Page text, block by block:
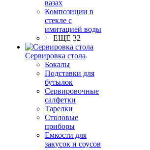
вазах
Композиции в
стекле с
имитацией воды
+ ЕЩЕ 32
Сервировка стола
Бокалы
Подставки для
бутылок
Сервировочные
салфетки
Тарелки
Столовые
приборы
Емкости для
закусок и соусов